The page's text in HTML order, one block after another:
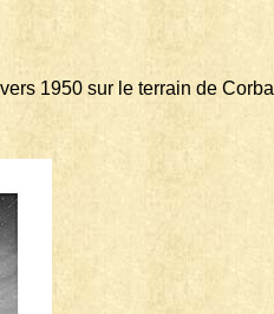
1950 sur le terrain de